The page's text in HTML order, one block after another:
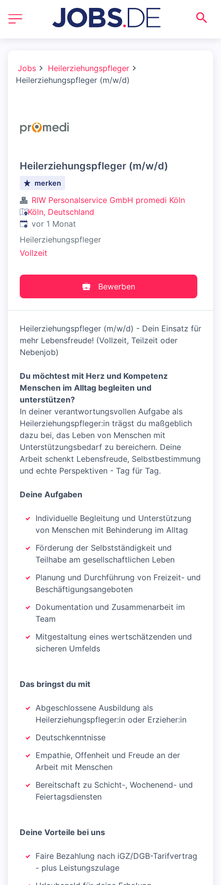
Jobs
Heilerziehungspfleger
Heilerziehungspfleger (m/w/d)
Heilerziehungspfleger (m/w/d)
merken
RIW Personalservice GmbH promedi Köln
Köln, Deutschland
Veröffentlicht:
vor 1 Monat
Heilerziehungspfleger
Vollzeit
Bewerben
Heilerziehungspfleger (m/w/d) - Dein Einsatz für
mehr Lebensfreude! (Vollzeit, Teilzeit oder
Nebenjob)
Du möchtest mit Herz und Kompetenz
Menschen im Alltag begleiten und
unterstützen?
In deiner verantwortungsvollen Aufgabe als
Heilerziehungspfleger:in trägst du maßgeblich
dazu bei, das Leben von Menschen mit
Unterstützungsbedarf zu bereichern. Deine
Arbeit schenkt Lebensfreude, Selbstbestimmung
und echte Perspektiven - Tag für Tag.
Deine Aufgaben
Individuelle Begleitung und Unterstützung
von Menschen mit Behinderung im Alltag
Förderung der Selbstständigkeit und
Teilhabe am gesellschaftlichen Leben
Planung und Durchführung von Freizeit- und
Beschäftigungsangeboten
Dokumentation und Zusammenarbeit im
Team
Mitgestaltung eines wertschätzenden und
sicheren Umfelds
Das bringst du mit
Abgeschlossene Ausbildung als
Heilerziehungspfleger:in oder Erzieher:in
Deutschkenntnisse
Empathie, Offenheit und Freude an der
Arbeit mit Menschen
Bereitschaft zu Schicht-, Wochenend- und
Feiertagsdiensten
Deine Vorteile bei uns
Faire Bezahlung nach iGZ/DGB-Tarifvertrag
- plus Leistungszulage